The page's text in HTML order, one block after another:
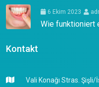
6 Ekim 2023
Wie funktioniert
Kontakt
Vali Konağı Stras. Şişli/